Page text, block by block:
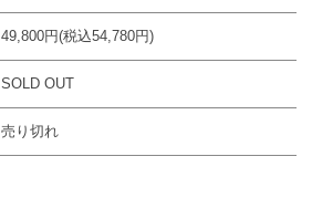
49,800円(税込54,780円)
SOLD OUT
売り切れ